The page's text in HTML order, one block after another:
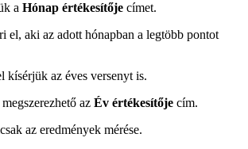
a Hónap értékesítője címet.
el, aki az adott hónapban a legtöbb pontot
kísérjük az éves versenyt is.
az Év értékesítője cím.
az eredmények mérése.